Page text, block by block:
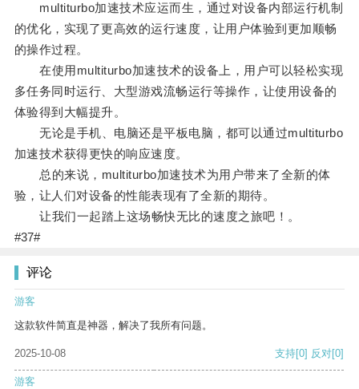
multiturbo加速技术应运而生，通过对设备内部运行机制
的优化，实现了更高效的运行速度，让用户体验到更加顺畅
的操作过程。
在使用multiturbo加速技术的设备上，用户可以轻松实现
多任务同时运行、大型游戏流畅运行等操作，让使用设备的
体验得到大幅提升。
无论是手机、电脑还是平板电脑，都可以通过multiturbo
加速技术获得更快的响应速度。
总的来说，multiturbo加速技术为用户带来了全新的体
验，让人们对设备的性能表现有了全新的期待。
让我们一起踏上这场畅快无比的速度之旅吧！。
#37#
评论
游客
这款软件简直是神器，解决了我所有问题。
2025-10-08 支持[0] 反对[0]
游客